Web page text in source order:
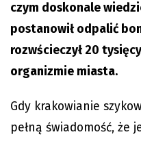
czym doskonale
postanowił odpalić
rozwścieczył 20
organizmie miasta.
Gdy krakowianie
pełną świadomość, że